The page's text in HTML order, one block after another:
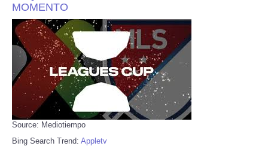
MOMENTO
Source: Mediotiempo
Bing Search Trend: Appletv